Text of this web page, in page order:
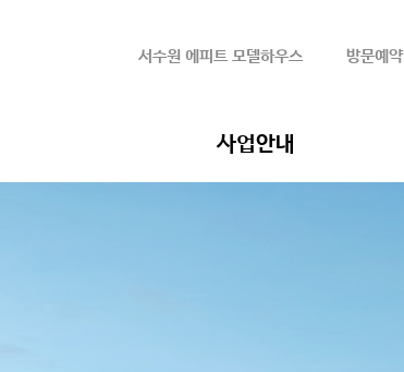
서수원 에피트 모델하우스 방문예약
사업안내